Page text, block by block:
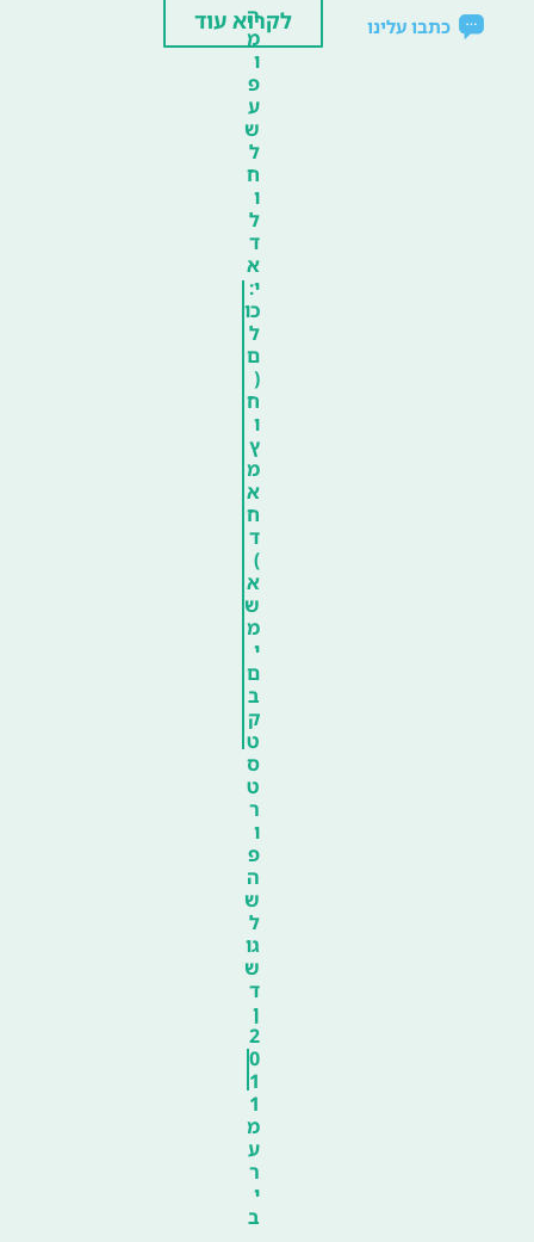
כתבו עלינו
ה
מ
ו
פ
ע
ש
ל
ח
ו
ל
ד
א
י:
כו
ל
ם
(
ח
ו
ץ
מ
א
ח
ד
)
א
ש
מ
י
ם
ב
ק
ט
ס
ט
ר
ו
פ
ה
ש
ל
גו
ש
ד
ן
2
0
1
1
מ
ע
ר
י
ב
לקרוא עוד